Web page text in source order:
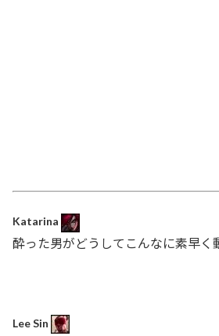
Katarina
酔った男がどうしてこんなに素早く
Lee Sin